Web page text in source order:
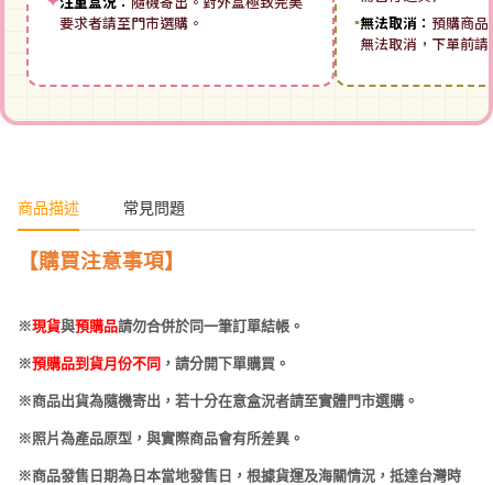
要求者請至門市選購。
▪無法取消： 預購商品
無法取消，下單前
商品描述 常見問題
【購買注意事項】
※現貨與預購品請勿合併於同一筆訂單結帳。
※預購品到貨月份不同 ，請分開下單購買。
※商品出貨為隨機寄出，若十分在意盒況者請至實體門市選購。
※照片為產品原型，與實際商品會有所差異。
※商品發售日期為日本當地發售日，根據貨運及海關情況，抵達台灣時